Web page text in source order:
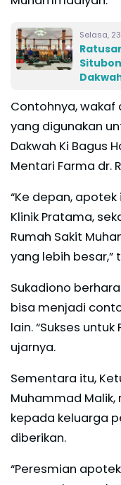
Selasa,
Contohnya, wakaf
yang digunakan
Dakwah Ki Bagus
Mentari Farma dr.
“Ke depan,
Klinik Pratama,
Rumah Sakit
yang lebih besar,”
Sukadiono
bisa menjadi
lain. “Sukses
ujarnya.
Sementara itu,
Muhammad
kepada keluarga
diberikan.
“Peresmian